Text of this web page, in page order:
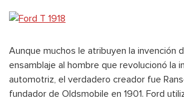
Aunque muchos le atribuyen la invención
ensamblaje al hombre que revolucionó la
automotriz, el verdadero creador fue
fundador de Oldsmobile en 1901. Ford